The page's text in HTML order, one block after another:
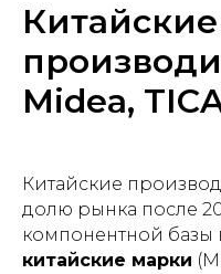
Китайские
Midea,
Китайские
долю рынка после
компонентной базы
китайские марки